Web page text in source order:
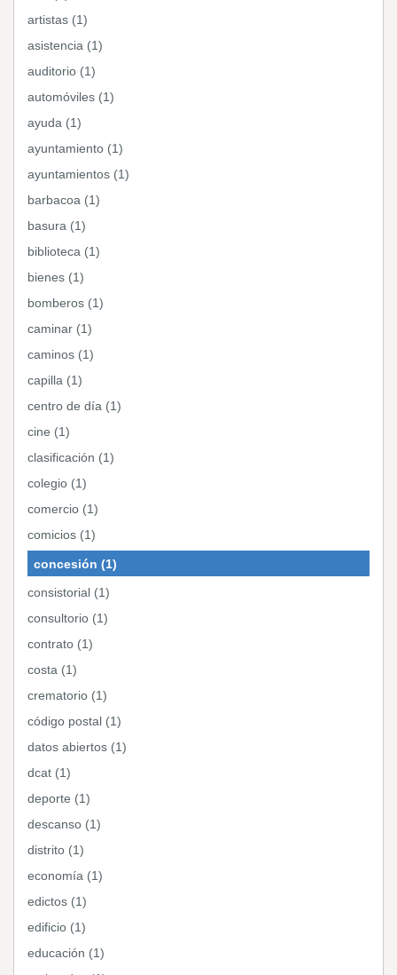
artistas (1)
asistencia (1)
auditorio (1)
automóviles (1)
ayuda (1)
ayuntamiento (1)
ayuntamientos (1)
barbacoa (1)
basura (1)
biblioteca (1)
bienes (1)
bomberos (1)
caminar (1)
caminos (1)
capilla (1)
centro de día (1)
cine (1)
clasificación (1)
colegio (1)
comercio (1)
comicios (1)
concesión (1)
consistorial (1)
consultorio (1)
contrato (1)
costa (1)
crematorio (1)
código postal (1)
datos abiertos (1)
dcat (1)
deporte (1)
descanso (1)
distrito (1)
economía (1)
edictos (1)
edificio (1)
educación (1)